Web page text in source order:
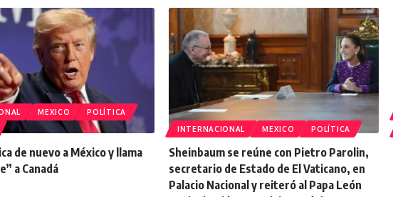
MEXICO
POLÍTICA
de nuevo a México y llama
a Canadá
INTERNACIONAL MEXICO POLÍTICA
Sheinbaum se reúne con Pietro Parolin,
secretario de Estado de El Vaticano, en
Palacio Nacional y reiteró al Papa León